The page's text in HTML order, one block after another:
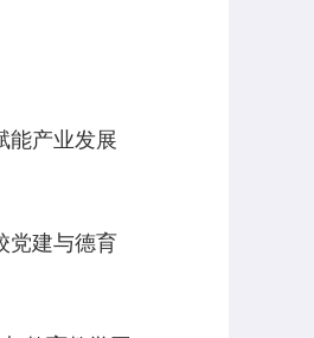
能产业发展
党建与德育